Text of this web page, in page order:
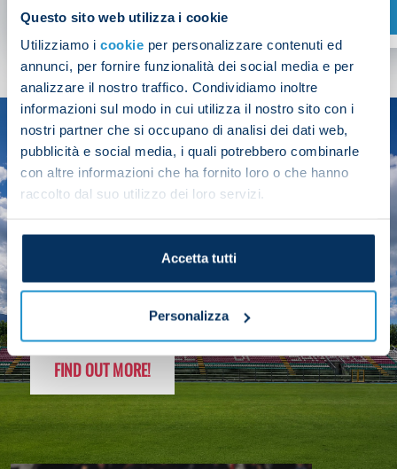
Questo sito web utilizza i cookie
Utilizziamo i cookie per personalizzare contenuti ed
annunci, per fornire funzionalità dei social media e per
analizzare il nostro traffico. Condividiamo inoltre
informazioni sul modo in cui utilizza il nostro sito con i
nostri partner che si occupano di analisi dei dati web,
pubblicità e social media, i quali potrebbero combinarle
con altre informazioni che ha fornito loro o che hanno
raccolto dal suo utilizzo dei loro servizi.
Accetta tutti
Personalizza
SHOP NOW
SEASON
2025/26
FOLLOW THE CHAMPS' JOURNEY
FIND OUT MORE!